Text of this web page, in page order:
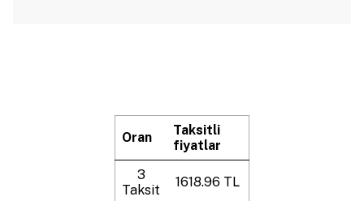
Oran
Taksitli
fiyatlar
3
Taksit
1618.96 TL